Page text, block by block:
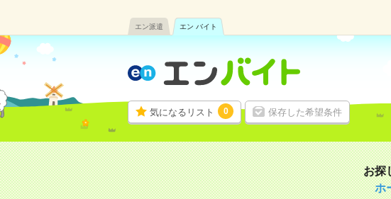
エン派遣 エン バイト
気になるリスト 0 保存した希望条件
お探
ホ